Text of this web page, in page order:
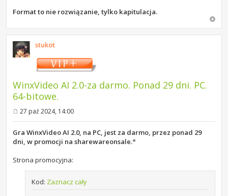
Format to nie rozwiązanie, tylko kapitulacja.
stukot
WinxVideo AI 2.0-za darmo. Ponad 29 dni. PC.
64-bitowe.
o
s
27 paź 2024, 14:00
Gra WinxVideo AI 2.0, na PC, jest za darmo, przez ponad 29
dni, w promocji na sharewareonsale.*
Strona promocyjna:
Kod: Zaznacz cały